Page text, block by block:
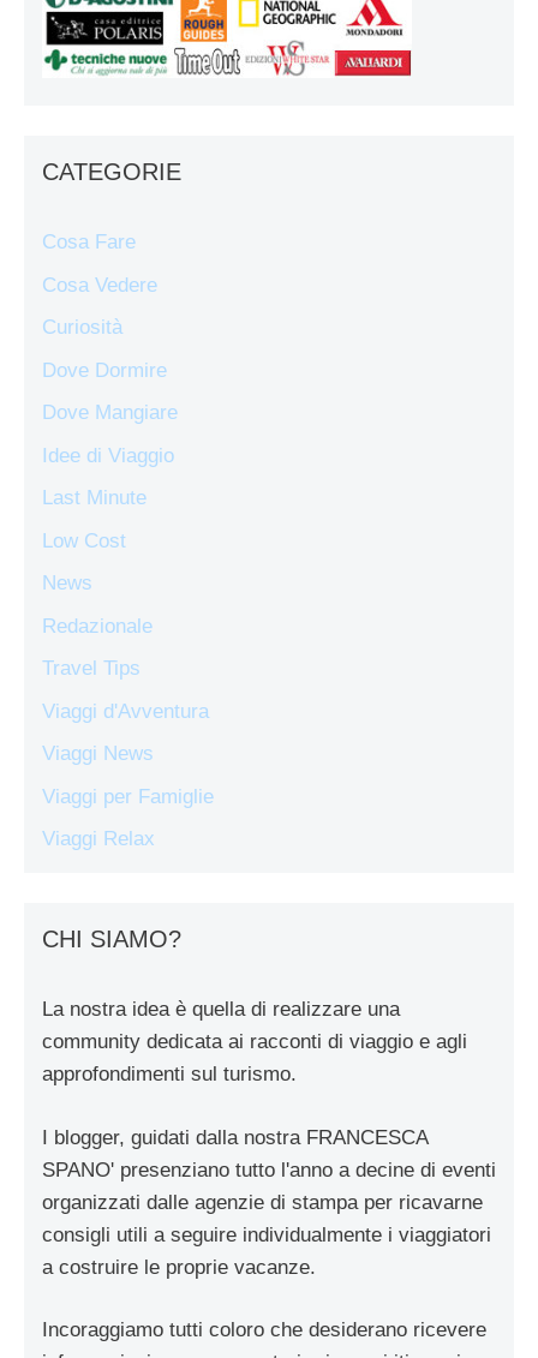
CATEGORIE
Cosa Fare
Cosa Vedere
Curiosità
Dove Dormire
Dove Mangiare
Idee di Viaggio
Last Minute
Low Cost
News
Redazionale
Travel Tips
Viaggi d'Avventura
Viaggi News
Viaggi per Famiglie
Viaggi Relax
CHI SIAMO?
La nostra idea è quella di realizzare una
community dedicata ai racconti di viaggio e agli
approfondimenti sul turismo.
I blogger, guidati dalla nostra FRANCESCA
SPANO' presenziano tutto l'anno a decine di eventi
organizzati dalle agenzie di stampa per ricavarne
consigli utili a seguire individualmente i viaggiatori
a costruire le proprie vacanze.
Incoraggiamo tutti coloro che desiderano ricevere